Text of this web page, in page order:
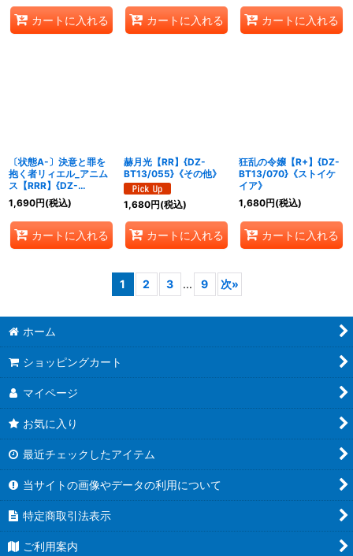
カートに入れる カートに入れる カートに入れる
〔状態A-〕決意と罪を
抱く者リィエル_アニム
ス【RRR】{DZ-
BT13/006}《ダークス
テイツ/ケテルサンクチ
ュアリ》
1,690円(税込)
カートに入れる
赫月光【RR】{DZ-
BT13/055}《その他》
1,680円(税込)
カートに入れる
狂乱の令嬢【R+】{DZ-
BT13/070}《ストイケ
イア》
1,680円(税込)
カートに入れる
1 2 3 ... 9 次»
ホーム
ショッピングカート
マイページ
お気に入り
最近チェックしたアイテム
当サイトの画像やデータの利用について
特定商取引法表示
ご利用案内